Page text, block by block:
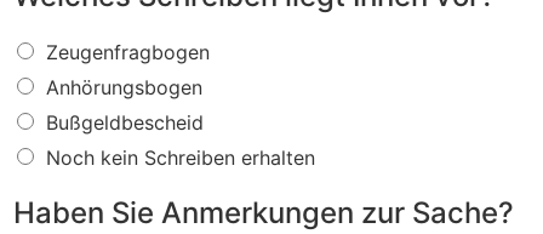
V
e
r
s
t
o
ß
w
W
e
c
h
e
S
Zeugenfragbogen
Anhörungsbogen
Bußgeldbescheid
Noch kein Schreiben erhalten
Haben Sie Anmerkungen zur Sache?